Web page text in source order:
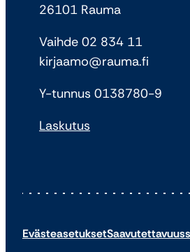
26101 Rauma
Vaihde 02 834 11
kirjaamo@rauma.fi
Y-tunnus 0138780-9
Laskutus
Evästeasetukset